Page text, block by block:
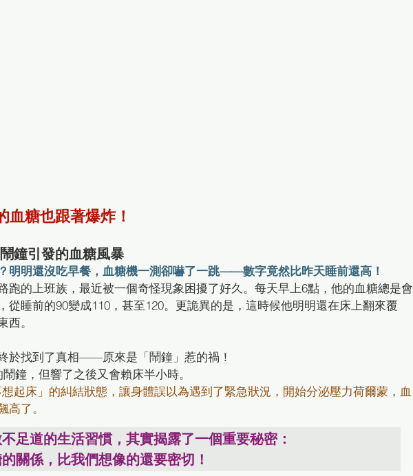
血糖也跟著爆炸！
鐘引發的血糖風暴
明明還沒吃早餐，血糖機一測卻嚇了一跳——數字竟然比昨天睡前還高！
跑的上班族，最近被一個奇怪現象困擾了好久。每天早上6點，他的血糖總是會
從睡前的90變成110，甚至120。更詭異的是，這時候他明明還在床上翻來覆
西。
於找到了真相——原來是「鬧鐘」惹的禍！
鐘，但響了之後又會賴床半小時。
起床」的糾結狀態，讓身體誤以為遇到了緊急狀況，開始分泌壓力荷爾蒙，血
高了。
足道的生活習慣，其實揭露了一個重要秘密：
關係，比我們想像的還要密切！